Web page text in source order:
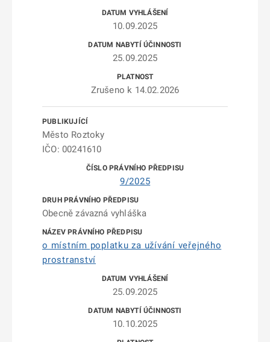
10.09.2025
25.09.2025
Zrušeno k 14.02.2026
Město Roztoky
IČO: 00241610
9/2025
Obecně závazná vyhláška
o místním poplatku za užívání veřejného
prostranství
25.09.2025
10.10.2025